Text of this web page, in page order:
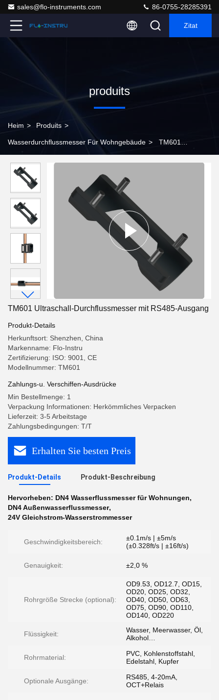
sales@flo-instruments.com 86-0755-28285391
Zitat
produits
Heim > Produits >
Wasserdurchflussmesser Für Wohngebäude > TM601
TM601 Ultraschall-Durchflussmesser mit RS485-Ausgang
Produkt-Details
Herkunftsort: Shenzhen, China
Markenname: Flo-Instru
Zertifizierung: ISO: 9001, CE
Modellnummer: TM601
Zahlungs-u. Verschiffen-Ausdrücke
Min Bestellmenge: 1
Verpackung Informationen: Herkömmliches Verpacken
Lieferzeit: 3-5 Arbeitstage
Zahlungsbedingungen: T/T
Erhalten Sie besten Preis
Produkt-Details Produkt-Beschreibung
Hervorheben: DN4 Wasserflussmesser für Wohnungen,
DN4 Außenwasserflussmesser,
24V Gleichstrom-Wasserstrommesser
Geschwindigkeitsbereich:
±0.1m/s | ±5m/s
(±0.328ft/s | ±16ft/s)
Genauigkeit: ±2,0 %
Rohrgröße Strecke (optional):
OD9.53, OD12.7, OD15,
OD20, OD25, OD32,
OD40, OD50, OD63,
OD75, OD90, OD110,
OD140, OD220
Flüssigkeit:
Wasser, Meerwasser, Öl,
Alkohol…
Rohrmaterial:
PVC, Kohlenstoffstahl,
Edelstahl, Kupfer
Optionale Ausgänge:
RS485, 4-20mA,
OCT+Relais